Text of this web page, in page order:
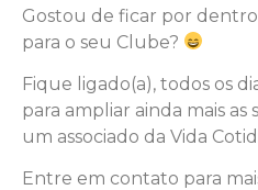
Gostou de ficar por
para o seu Clube?
Fique ligado(a), todos os
para ampliar ainda mais as
um associado da Vida
Entre em contato para